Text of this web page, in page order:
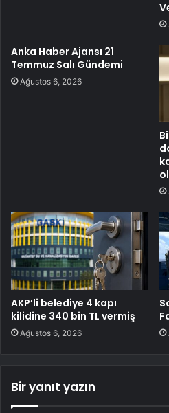
Anka Haber Ajansı 21
Temmuz Salı Gündemi
Ağustos 6, 2026
AKP’li belediye 4 kapı
kilidine 340 bin TL vermiş
Ağustos 6, 2026
Bir yanıt yazın